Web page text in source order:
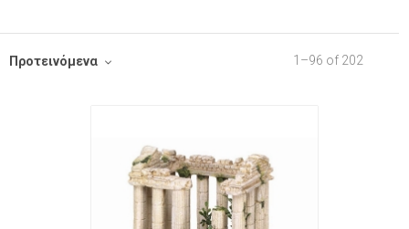
1 –96 of 202
Προτεινόμενα